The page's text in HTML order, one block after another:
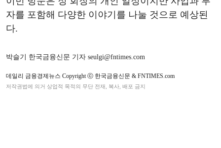
자를 포함해 다양한 이야기를 나눌 것으로 예상된
다.
박슬기 한국금융신문 기자 seulgi@fntimes.com
데일리 금융경제뉴스 Copyright ⓒ 한국금융신문 & FNTIMES.com
저작권법에 의거 상업적 목적의 무단 전재, 복사, 배포 금지